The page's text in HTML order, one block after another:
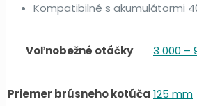
Kompatibilné s akumulátormi
Voľnobežné otáčky 3 000 –
Priemer brúsneho kotúča 125 mm